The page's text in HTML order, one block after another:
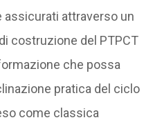
assicurati attraverso un
costruzione del PTPCT
che possa
pratica del ciclo
come classica